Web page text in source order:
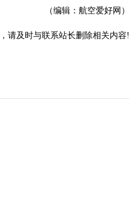
（编辑：航空爱好网）
请及时与联系站长删除相关内容!